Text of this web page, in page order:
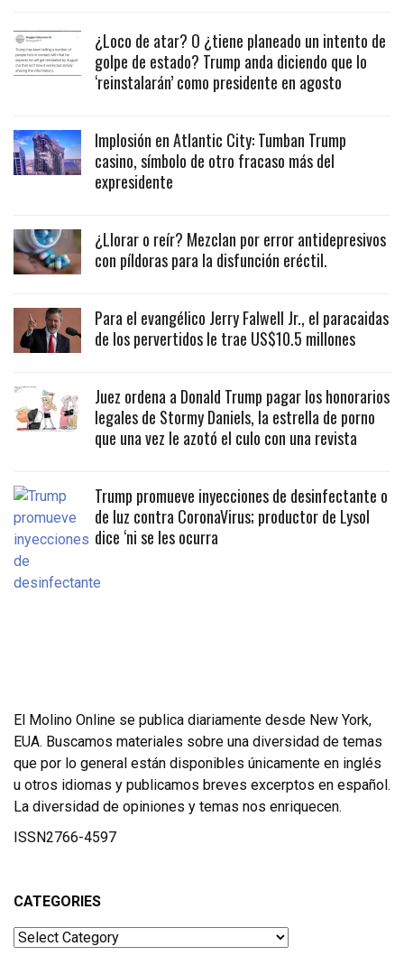
¿Loco de atar? O ¿tiene planeado un intento de
golpe de estado? Trump anda diciendo que lo
‘reinstalarán’ como presidente en agosto
Implosión en Atlantic City: Tumban Trump
casino, símbolo de otro fracaso más del
expresidente
¿Llorar o reír? Mezclan por error antidepresivos
con píldoras para la disfunción eréctil.
Para el evangélico Jerry Falwell Jr., el paracaidas
de los pervertidos le trae US$10.5 millones
Juez ordena a Donald Trump pagar los honorarios
legales de Stormy Daniels, la estrella de porno
que una vez le azotó el culo con una revista
Trump promueve inyecciones de desinfectante o
de luz contra CoronaVirus; productor de Lysol
dice ‘ni se les ocurra
El Molino Online se publica diariamente desde New York,
EUA. Buscamos materiales sobre una diversidad de temas
que por lo general están disponibles únicamente en inglés
u otros idiomas y publicamos breves excerptos en español.
La diversidad de opiniones y temas nos enriquecen.
ISSN2766-4597
CATEGORIES
Categories